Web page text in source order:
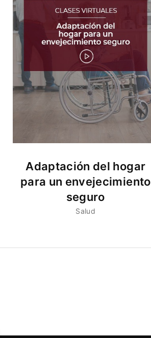
Adaptación del hogar
para un envejecimiento
seguro
Salud